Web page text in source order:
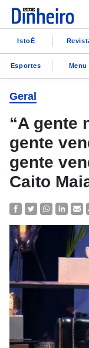
IstoÉ
Esportes Menu
Geral
“A gente
gente
gente
Caito